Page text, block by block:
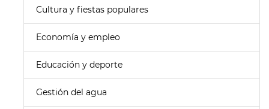
Cultura y fiestas populares
Economía y empleo
Educación y deporte
Gestión del agua